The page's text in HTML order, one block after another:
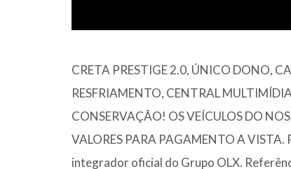
CRETA PRESTIGE 2.0, ÚNICO DONO,
RESFRIAMENTO, CENTRAL
CONSERVAÇÃO! OS VEÍCULOS DO
VALORES PARA PAGAMENTO A
integrador oficial do Grupo OLX.